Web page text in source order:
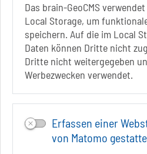
Das brain-GeoCMS
Local Storage, um
speichern. Auf die im Local
Daten können Dritte nicht
Dritte nicht weitergegeben
Werbezwecken verwendet.
Erfassen einer
von Matomo
info[at]solepark.de
Infos zur Barrierefreiheit